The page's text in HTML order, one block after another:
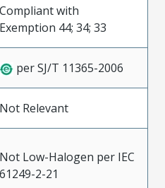
Compliant with
Exemption 44; 34; 33
per SJ/T 11365-2006
Not Relevant
Not Low-Halogen per IEC
61249-2-21